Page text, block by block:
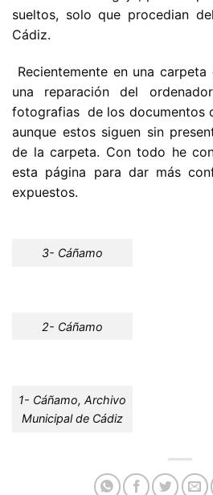
sueltos, solo que procedian
Cádiz.
Recientemente en una
una reparación del
fotografias de los documentos
aunque estos siguen sin
de la carpeta. Con todo he
esta página para dar más
expuestos.
3- Cáñamo
2- Cáñamo
1- Cáñamo, Archivo
Municipal de Cádiz